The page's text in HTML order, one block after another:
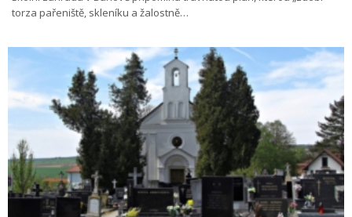
torza pařeniště, skleníku a žalostně…